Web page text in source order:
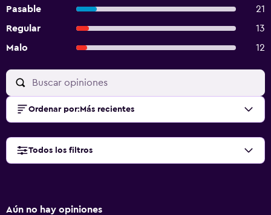
Pasable
21
Regular
13
Malo
12
Ordenar por: Más recientes
Todos los filtros
Aún no hay opiniones